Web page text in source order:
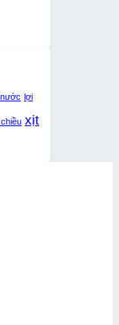
lợi
xịt